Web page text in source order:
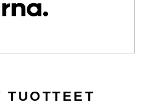
TUOTTEET